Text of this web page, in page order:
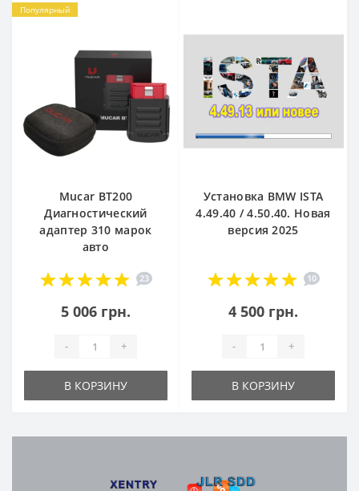
Популярный
Mucar BT200
Диагностический
адаптер 310 марок
авто
23
5 006 грн.
- +
В КОРЗИНУ
Установка BMW ISTA
4.49.40 / 4.50.40. Новая
версия 2025
10
4 500 грн.
- +
В КОРЗИНУ